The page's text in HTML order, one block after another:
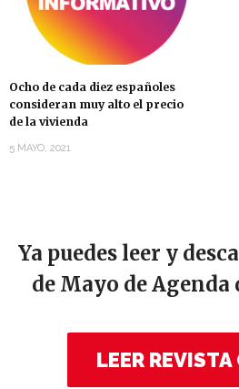
Ocho de cada diez españoles
consideran muy alto el precio
de la vivienda
5 MAYO, 2021
Ya puedes leer y
de Mayo de Agenda
LEER